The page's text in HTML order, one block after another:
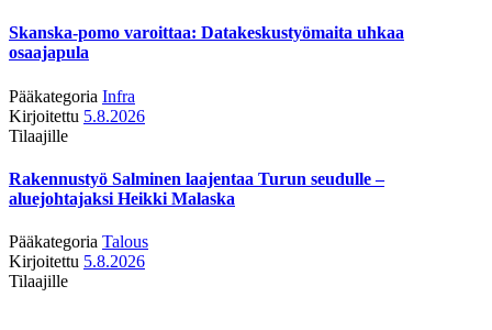
Skanska-pomo varoittaa: Datakeskustyömaita uhkaa
osaajapula
Pääkategoria Infra
Kirjoitettu 5.8.2026
Tilaajille
Rakennustyö Salminen laajentaa Turun seudulle –
aluejohtajaksi Heikki Malaska
Pääkategoria Talous
Kirjoitettu 5.8.2026
Tilaajille